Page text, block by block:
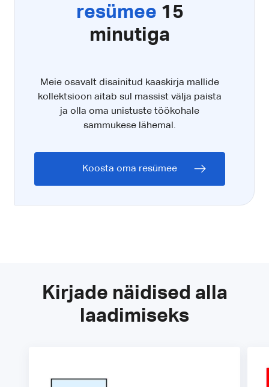
resümee 15
minutiga
Meie osavalt disainitud kaaskirja mallide
kollektsioon aitab sul massist välja paista
ja olla oma unistuste töökohale
sammukese lähemal.
Koosta oma resümee
Kirjade näidised alla
laadimiseks